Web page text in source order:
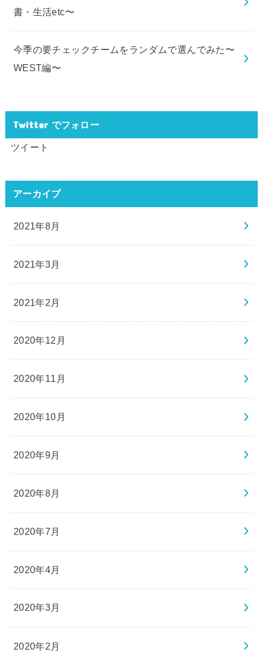
書・生活etc〜
今季の要チェックチームをランダムで選んでみた〜
WEST編〜
Twitter でフォロー
ツイート
アーカイブ
2021年8月
2021年3月
2021年2月
2020年12月
2020年11月
2020年10月
2020年9月
2020年8月
2020年7月
2020年4月
2020年3月
2020年2月